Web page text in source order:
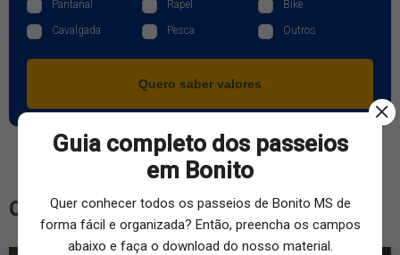
Pantanal Rapel Bike
Cavalgada Pesca Outros
Quero saber valores
Confira outras opções de Passeio
Guia completo dos passeios
em Bonito
Quer conhecer todos os passeios de Bonito MS de
forma fácil e organizada? Então, preencha os campos
abaixo e faça o download do nosso material.